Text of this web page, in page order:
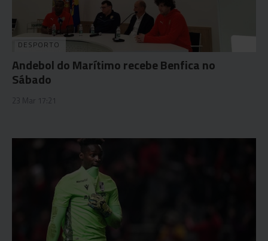
DESPORTO
Andebol do Marítimo recebe Benfica no
Sábado
23 Mar 17:21